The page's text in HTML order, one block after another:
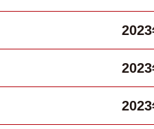
2023
2023
2023